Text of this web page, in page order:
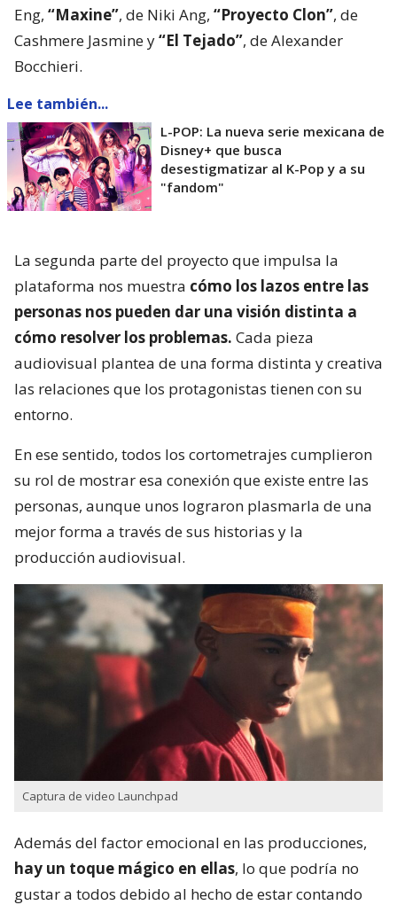
Eng, “Maxine”, de Niki Ang, “Proyecto Clon”, de
Cashmere Jasmine y“El Tejado”, de Alexander
Bocchieri.
Lee también...
L-POP: La nueva serie mexicana de
Disney+ que busca
desestigmatizar al K-Pop y a su
"fandom"
La segunda parte del proyecto que impulsa la
plataforma nos muestra cómo los lazos entre las
personas nos pueden dar una visión distinta a
cómo resolver los problemas. Cada pieza
audiovisual plantea de una forma distinta y creativa
las relaciones que los protagonistas tienen con su
entorno.
En ese sentido, todos los cortometrajes cumplieron
su rol de mostrar esa conexión que existe entre las
personas, aunque unos lograron plasmarla de una
mejor forma a través de sus historias y la
producción audiovisual.
Captura de video Launchpad
Además del factor emocional en las producciones,
hay un toque mágico en ellas, lo que podría no
gustar a todos debido al hecho de estar contando